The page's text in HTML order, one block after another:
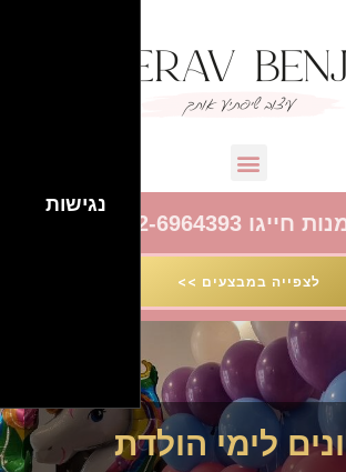
חייגו 052-6964393
לצפייה במבצעים >>
לימי הולדת
נגישות